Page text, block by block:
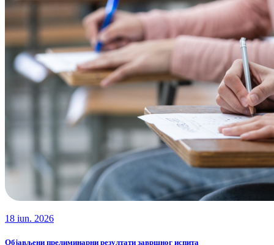
18 iun. 2026
Објављени прелиминарни резултати завршног испита